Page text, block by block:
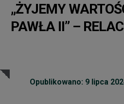
„ŻYJEMY
PAWŁA II” –
Opublikowano: 9 lipca